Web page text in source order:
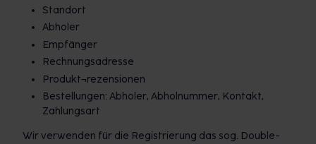
Standort
Abholer
Empfänger
Rechnungsadresse
Produkt¬rezensionen
Bestellungen: Abholer, Abholnummer, Kontakt,
Zahlungsart
Wir verwenden für die Registrierung das sog. Double-